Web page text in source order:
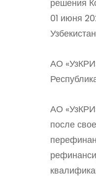
решения
01 июня
АО
АО
после